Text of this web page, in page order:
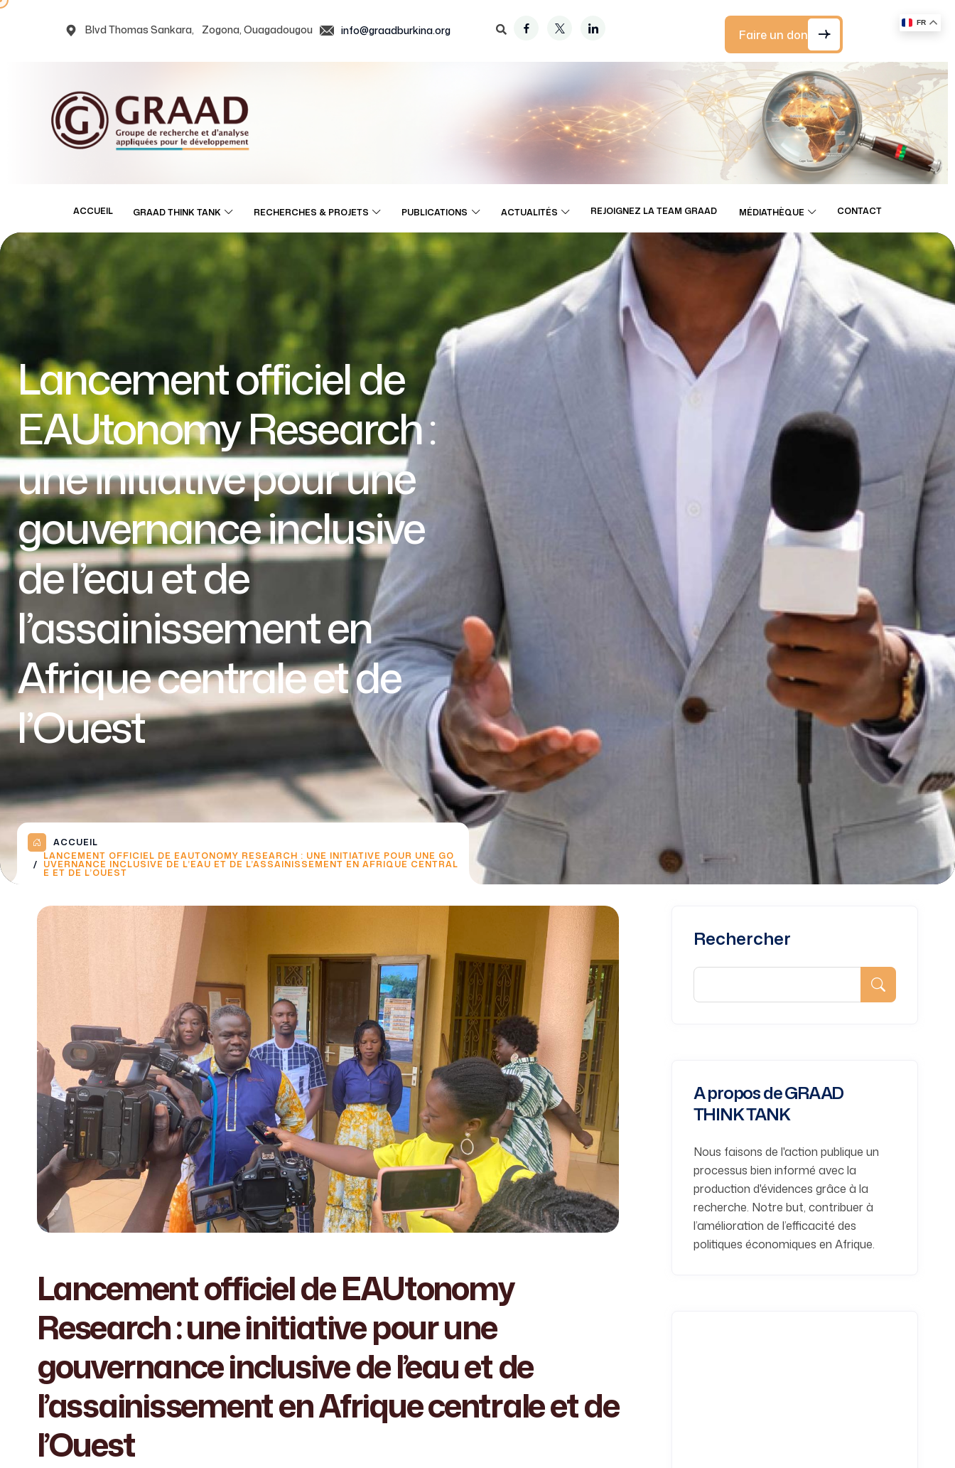
Blvd Thomas Sankara, Zogona, Ouagadougou info@graadburkina.org Faire un don
ACCUEIL GRAAD THINK TANK RECHERCHES & PROJETS PUBLICATIONS ACTUALITÉS REJOIGNEZ LA TEAM GRAAD MÉDIATHÈQUE CONTACT
Lancement officiel de
EAUtonomy Research :
une initiative pour une
gouvernance inclusive
de l’eau et de
l’assainissement en
Afrique centrale et de
l’Ouest
ACCUEIL
LANCEMENT OFFICIEL DE EAUTONOMY RESEARCH : UNE INITIATIVE POUR UNE GO
UVERNANCE INCLUSIVE DE L’EAU ET DE L’ASSAINISSEMENT EN AFRIQUE CENTRAL
E ET DE L’OUEST
Lancement officiel de EAUtonomy
Research : une initiative pour une
gouvernance inclusive de l’eau et de
l’assainissement en Afrique centrale et de
l’Ouest
Rechercher
A propos de GRAAD
THINK TANK
Nous faisons de l'action publique un
processus bien informé avec la
production d'évidences grâce à la
recherche. Notre but, contribuer à
l’amélioration de l’efficacité des
politiques économiques en Afrique.
FR